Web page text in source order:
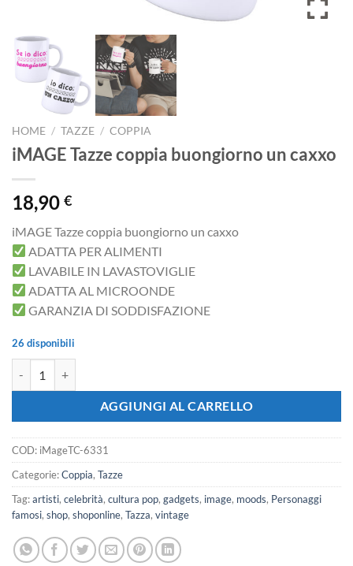
HOME / TAZZE / COPPIA
iMAGE Tazze coppia buongiorno un caxxo
18,90 €
iMAGE Tazze coppia buongiorno un caxxo
ADATTA PER ALIMENTI
LAVABILE IN LAVASTOVIGLIE
ADATTA AL MICROONDE
GARANZIA DI SODDISFAZIONE
26 disponibili
AGGIUNGI AL CARRELLO
COD: iMageTC-6331
Categorie:Coppia, Tazze
Tag:artisti, celebrità, cultura pop, gadgets, image, moods, Personaggi
famosi, shop, shoponline, Tazza, vintage